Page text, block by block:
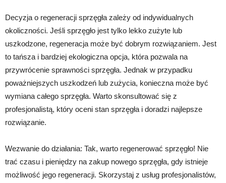
Decyzja o regeneracji sprzęgła zależy od indywidualnych
okoliczności. Jeśli sprzęgło jest tylko lekko zużyte lub
uszkodzone, regeneracja może być dobrym rozwiązaniem. Jest
to tańsza i bardziej ekologiczna opcja, która pozwala na
przywrócenie sprawności sprzęgła. Jednak w przypadku
poważniejszych uszkodzeń lub zużycia, konieczna może być
wymiana całego sprzęgła. Warto skonsultować się z
profesjonalistą, który oceni stan sprzęgła i doradzi najlepsze
rozwiązanie.
Wezwanie do działania: Tak, warto regenerować sprzęgło! Nie
trać czasu i pieniędzy na zakup nowego sprzęgła, gdy istnieje
możliwość jego regeneracji. Skorzystaj z usług profesjonalistów,